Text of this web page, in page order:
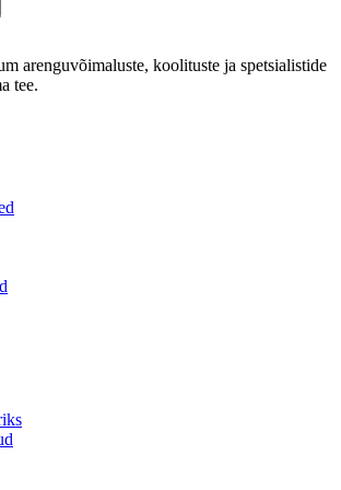
arenguvõimaluste, koolituste ja spetsialistide
tee.